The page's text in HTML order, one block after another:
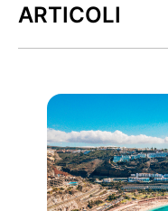
ARTICOLI